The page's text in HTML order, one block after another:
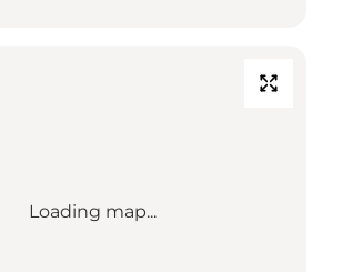
Loading map...